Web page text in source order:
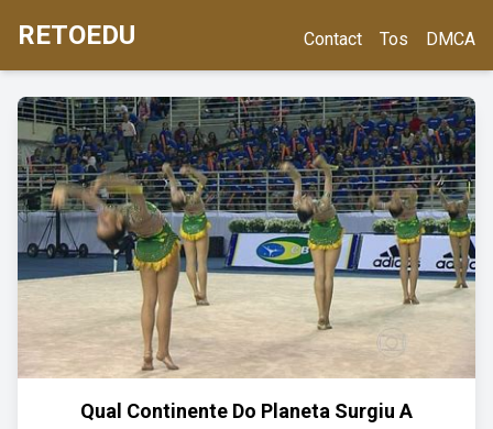
RETOEDU Contact Tos DMCA
Qual Continente Do Planeta Surgiu A